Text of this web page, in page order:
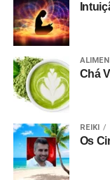
Chá
REIKI
Os